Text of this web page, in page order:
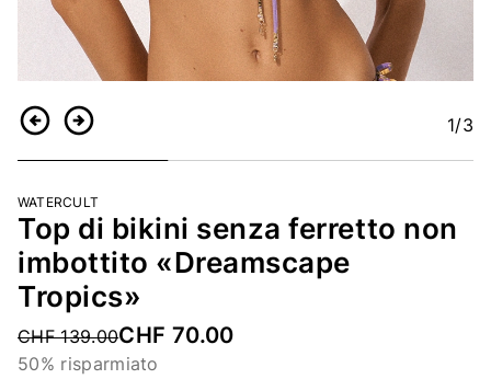
IndietroContinua 1/3
WATERCULT
Top di bikini senza ferretto non
imbottito «Dreamscape
Tropics»
Price reduced from
CHF 139.00CHF 70.00
50% risparmiato